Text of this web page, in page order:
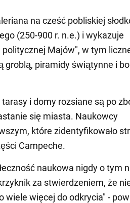
na cześć pobliskiej
(250-900 r. n.e.) i wykazuje
Majów", w tym
groblą, piramidy świątynne i
i domy rozsiane są po
się miasta. Naukowcy
które zidentyfikowało
Campeche.
naukowa nigdy o tym
za stwierdzeniem, że
więcej do odkrycia" -